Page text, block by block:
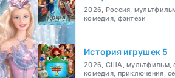
2026, Россия,
комедия, фэнтези
История игрушек 5
2026, США, мультфильм,
комедия, приключения,